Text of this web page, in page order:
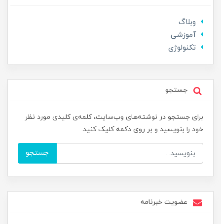
وبلاگ
آموزشی
تکنولوژی
جستجو
برای جستجو در نوشته‌های وب‌سایت، کلمه‌ی کلیدی مورد نظر
خود را بنویسید و بر روی دکمه کلیک کنید.
جستجو
عضویت خبرنامه